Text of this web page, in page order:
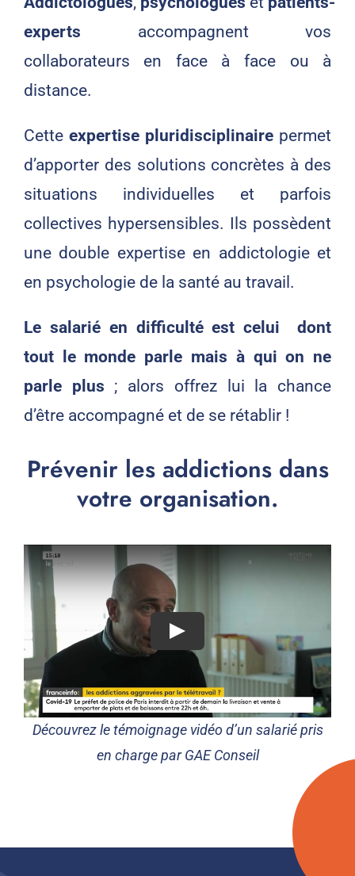
experts accompagnent vos
collaborateurs en face à face ou à
distance.
Cette expertise pluridisciplinaire permet
d’apporter des solutions concrètes à des
situations individuelles et parfois
collectives hypersensibles. Ils possèdent
une double expertise en addictologie et
en psychologie de la santé au travail.
Le salarié en difficulté est celui dont
tout le monde parle mais à qui on ne
parle plus ; alors offrez lui la chance
d’être accompagné et de se rétablir !
Découvrez le témoignage vidéo d’un salarié pris
en charge par GAE Conseil
Prévenir les addictions dans
votre organisation.